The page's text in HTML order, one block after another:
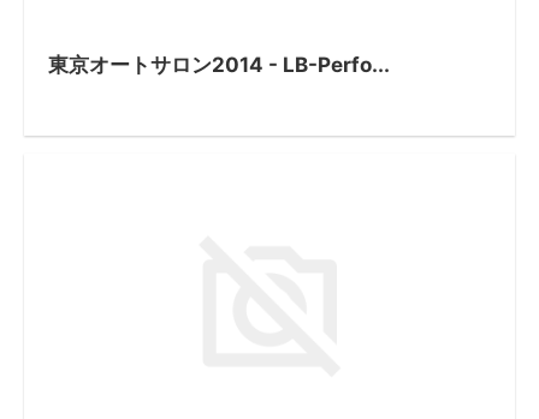
東京オートサロン2014 - LB-Perfo...